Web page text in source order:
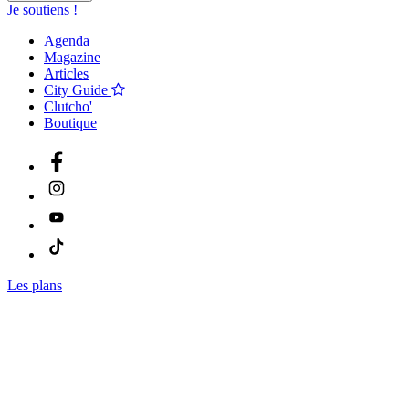
Je soutiens !
Agenda
Magazine
Articles
City Guide
Clutcho'
Boutique
Les plans